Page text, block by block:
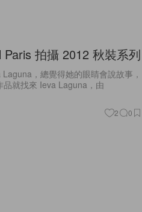
Paris 拍攝 2012 秋裝系列
，總覺得她的眼睛會說故事，
品就找來 Ieva Laguna，由
2 0